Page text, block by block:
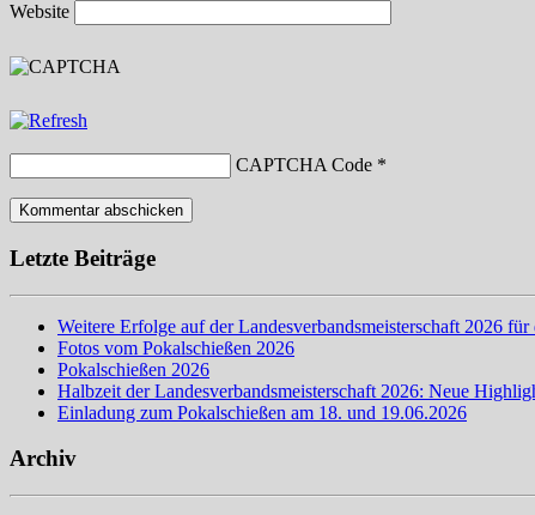
Website
CAPTCHA Code *
Letzte Beiträge
Weitere Erfolge auf der Landesverbandsmeisterschaft 2026 für
Fotos vom Pokalschießen 2026
Pokalschießen 2026
Halbzeit der Landesverbandsmeisterschaft 2026: Neue
Einladung zum Pokalschießen am 18. und 19.06.2026
Archiv